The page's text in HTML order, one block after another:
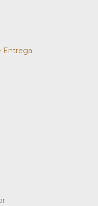
Entrega